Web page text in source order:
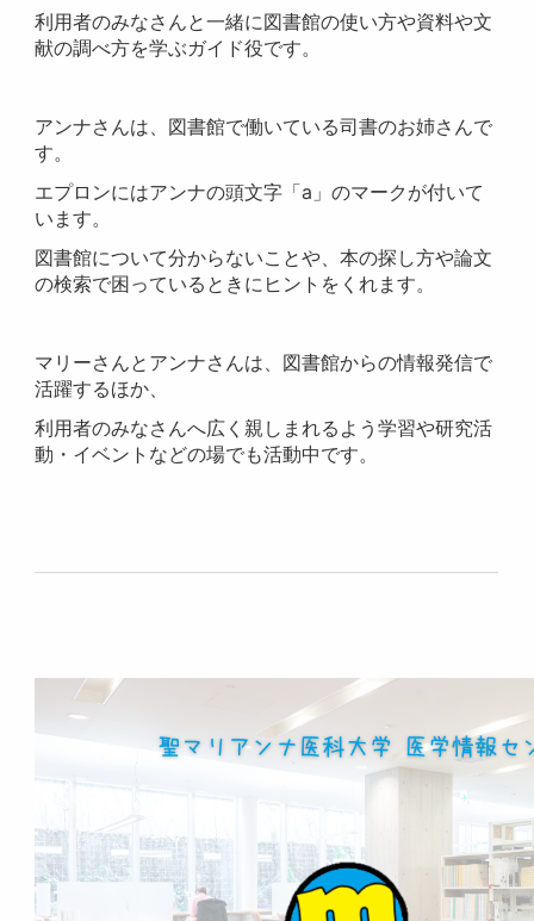
利用者のみなさんと一緒に図書館の使い方や資料や文
献の調べ方を学ぶガイド役です。
アンナさんは、図書館で働いている司書のお姉さんで
す。
エプロンにはアンナの頭文字「a」のマークが付いて
います。
図書館について分からないことや、本の探し方や論文
の検索で困っているときにヒントをくれます。
マリーさんとアンナさんは、図書館からの情報発信で
活躍するほか、
利用者のみなさんへ広く親しまれるよう学習や研究活
動・イベントなどの場でも活動中です。